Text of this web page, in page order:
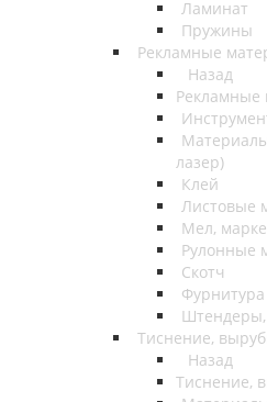
Ламинат
Пружины
Рекламные
Назад
Рекламные
лазер)
Клей
Листовые
Мел,
Рулонные
Скотч
Штендеры,
Тиснение,
Назад
Тиснение,